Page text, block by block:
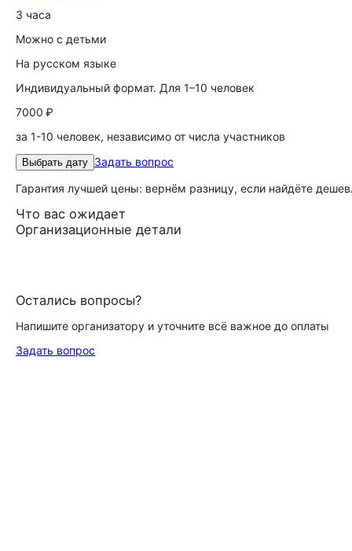
3 часа
Можно с детьми
На русском языке
Индивидуальный формат. Для 1–10 человек
7000 ₽
за 1-10 человек, независимо от числа участников
Выбрать дату Задать вопрос
Гарантия лучшей цены: вернём разницу, если найдёте
Что вас ожидает
Организационные детали
Остались вопросы?
Напишите организатору и уточните всё важное до оплаты
Задать вопрос